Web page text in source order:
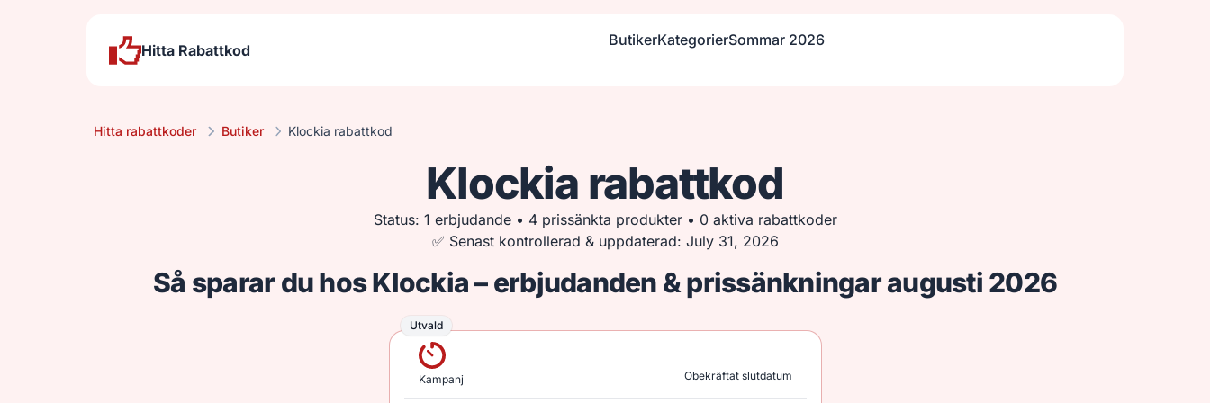
Hitta Rabattkod
ButikerKategorierSommar 2026
Hitta rabattkoder Butiker Klockia rabattkod
Klockia rabattkod
Status: 1 erbjudande • 4 prissänkta produkter • 0 aktiva rabattkoder
✅ Senast kontrollerad & uppdaterad: July 31, 2026
Så sparar du hos Klockia – erbjudanden & prissänkningar augusti 2026
Utvald
Utvald
Kampanj Obekräftat slutdatum